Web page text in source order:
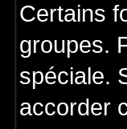
Certains
groupes.
spéciale.
accorder